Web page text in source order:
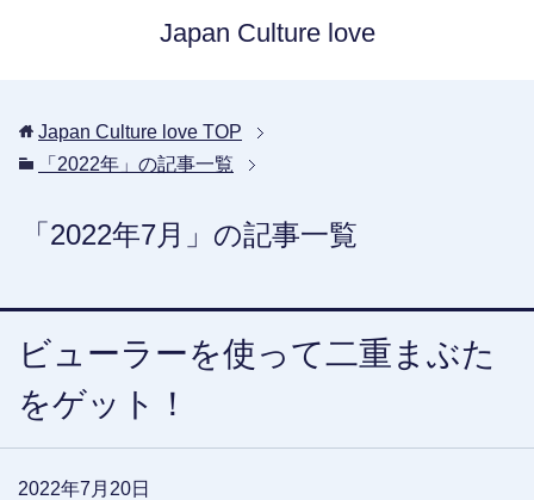
Japan Culture love
Japan Culture love TOP
「2022年」の記事一覧
「2022年7月」の記事一覧
ビューラーを使って二重まぶた
をゲット！
2022年7月20日